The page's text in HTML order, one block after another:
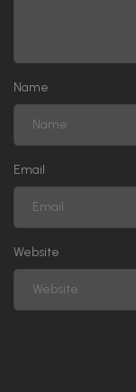
Name
Email
Website